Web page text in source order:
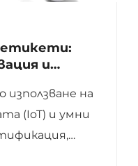
етикети:
и
на
(IoT) и умни